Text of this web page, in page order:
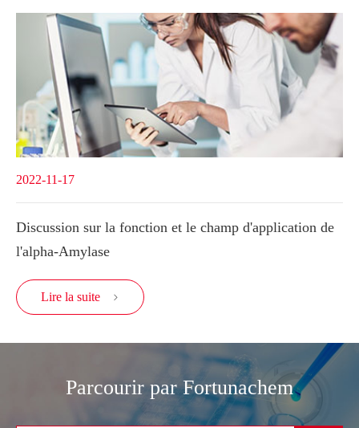
2022-11-17
Discussion sur la fonction et le champ d'application de
l'alpha-Amylase
Lire la suite 
Parcourir par Fortunachem